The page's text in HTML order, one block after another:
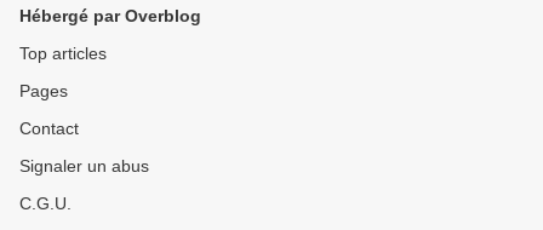
Hébergé par Overblog
Top articles
Pages
Contact
Signaler un abus
C.G.U.